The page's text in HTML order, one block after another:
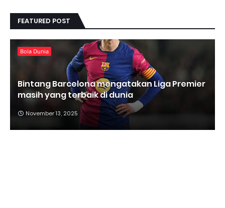
FEATURED POST
Bola Dunia
Bintang Barcelona mengatakan Liga Premier
masih yang terbaik di dunia
November 13, 2025